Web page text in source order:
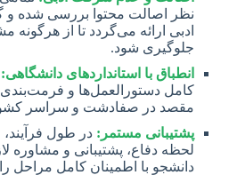
نظر اصالت محتوا بررسی شده
ادبی ارائه می‌گردد تا از هرگونه
جلوگیری شود.
انطباق با استانداردهای دانشگاهی:
کامل دستورالعمل‌ها و
مقصد در صفادشت و سراسر
پشتیبانی مستمر: در طول فرآیند،
لحظه دفاع، پشتیبانی و مشاوره
دانشجو با اطمینان کامل مراحل